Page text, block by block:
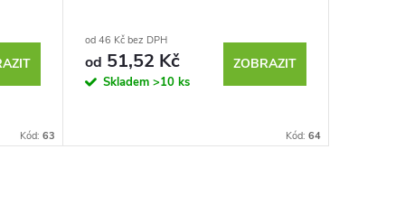
Kód: 63
od 46 Kč bez DPH
od 51,52 Kč
Skladem >10 ks
ZOBRAZIT
Kód: 64